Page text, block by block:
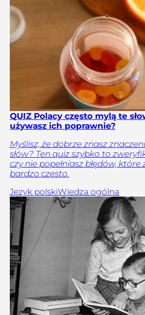
QUIZ Polacy często mylą te
używasz ich poprawnie?
Myślisz, że dobrze znasz
słów? Ten quiz szybko to
czy nie popełniasz błędów, które
bardzo często.
Język polskiWiedza ogólna